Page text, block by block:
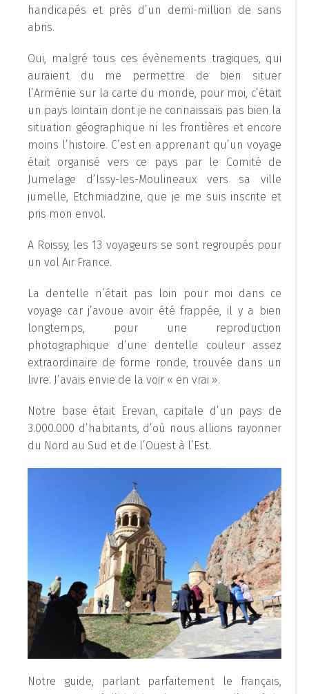
handicapés et près d’un demi-million de sans
abris.
Oui, malgré tous ces évènements tragiques, qui
auraient du me permettre de bien situer
l’Arménie sur la carte du monde, pour moi, c’était
un pays lointain dont je ne connaissais pas bien la
situation géographique ni les frontières et encore
moins l’histoire. C’est en apprenant qu’un voyage
était organisé vers ce pays par le Comité de
Jumelage d’Issy-les-Moulineaux vers sa ville
jumelle, Etchmiadzine, que je me suis inscrite et
pris mon envol.
A Roissy, les 13 voyageurs se sont regroupés pour
un vol Air France.
La dentelle n’était pas loin pour moi dans ce
voyage car j’avoue avoir été frappée, il y a bien
longtemps, pour une reproduction
photographique d’une dentelle couleur assez
extraordinaire de forme ronde, trouvée dans un
livre. J’avais envie de la voir « en vrai ».
Notre base était Erevan, capitale d’un pays de
3.000.000 d’habitants, d’où nous allions rayonner
du Nord au Sud et de l’Ouest à l’Est.
Notre guide, parlant parfaitement le français,